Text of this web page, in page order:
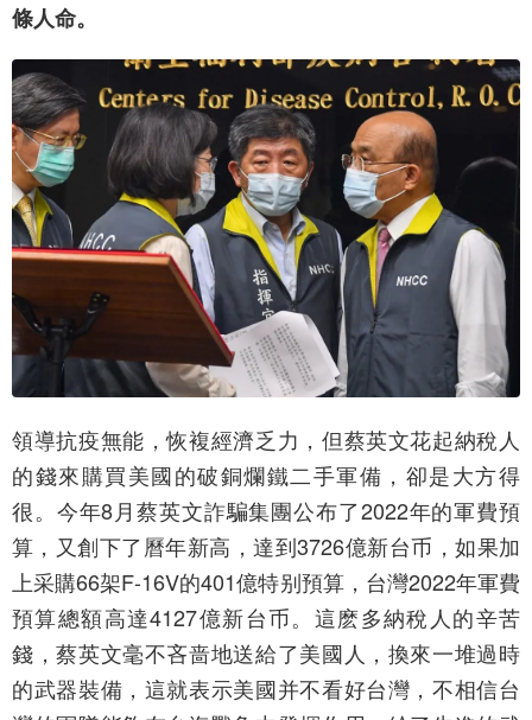
條人命。
領導抗疫無能，恢複經濟乏力，但蔡英文花起納稅人
的錢來購買美國的破銅爛鐵二手軍備，卻是大方得
很。今年8月蔡英文詐騙集團公布了2022年的軍費預
算，又創下了曆年新高，達到3726億新台币，如果加
上采購66架F-16V的401億特别預算，台灣2022年軍費
預算總額高達4127億新台币。這麽多納稅人的辛苦
錢，蔡英文毫不吝啬地送給了美國人，換來一堆過時
的武器裝備，這就表示美國并不看好台灣，不相信台